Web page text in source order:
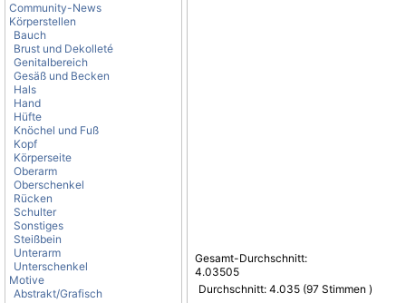
Community-News
Körperstellen
Bauch
Brust und Dekolleté
Genitalbereich
Gesäß und Becken
Hals
Hand
Hüfte
Knöchel und Fuß
Kopf
Körperseite
Oberarm
Oberschenkel
Rücken
Schulter
Sonstiges
Steißbein
Unterarm
Unterschenkel
Motive
Abstrakt/Grafisch
Gesamt-Durchschnitt:
4.03505
Durchschnitt: 4.035 (97 Stimmen )